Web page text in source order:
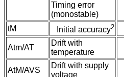
Timing error
(monostable)
tM
Initial accuracy2
Atm/AT
Drift with
temperature
AtM/AVS
Drift with supply
voltage